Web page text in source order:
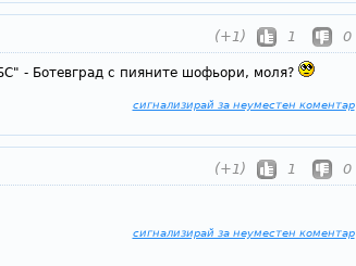
(+1) 1 0
- Ботевград с пияните шофьори, моля?
сигнализирай за неуместен коментар
(+1) 1 0
сигнализирай за неуместен коментар